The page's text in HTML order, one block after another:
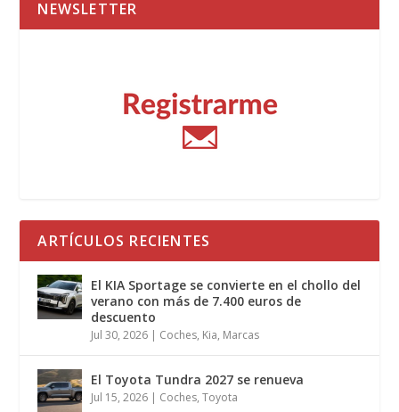
NEWSLETTER
ARTÍCULOS RECIENTES
El KIA Sportage se convierte en el chollo del
verano con más de 7.400 euros de
descuento
Jul 30, 2026 | Coches, Kia, Marcas
El Toyota Tundra 2027 se renueva
Jul 15, 2026 | Coches,Toyota